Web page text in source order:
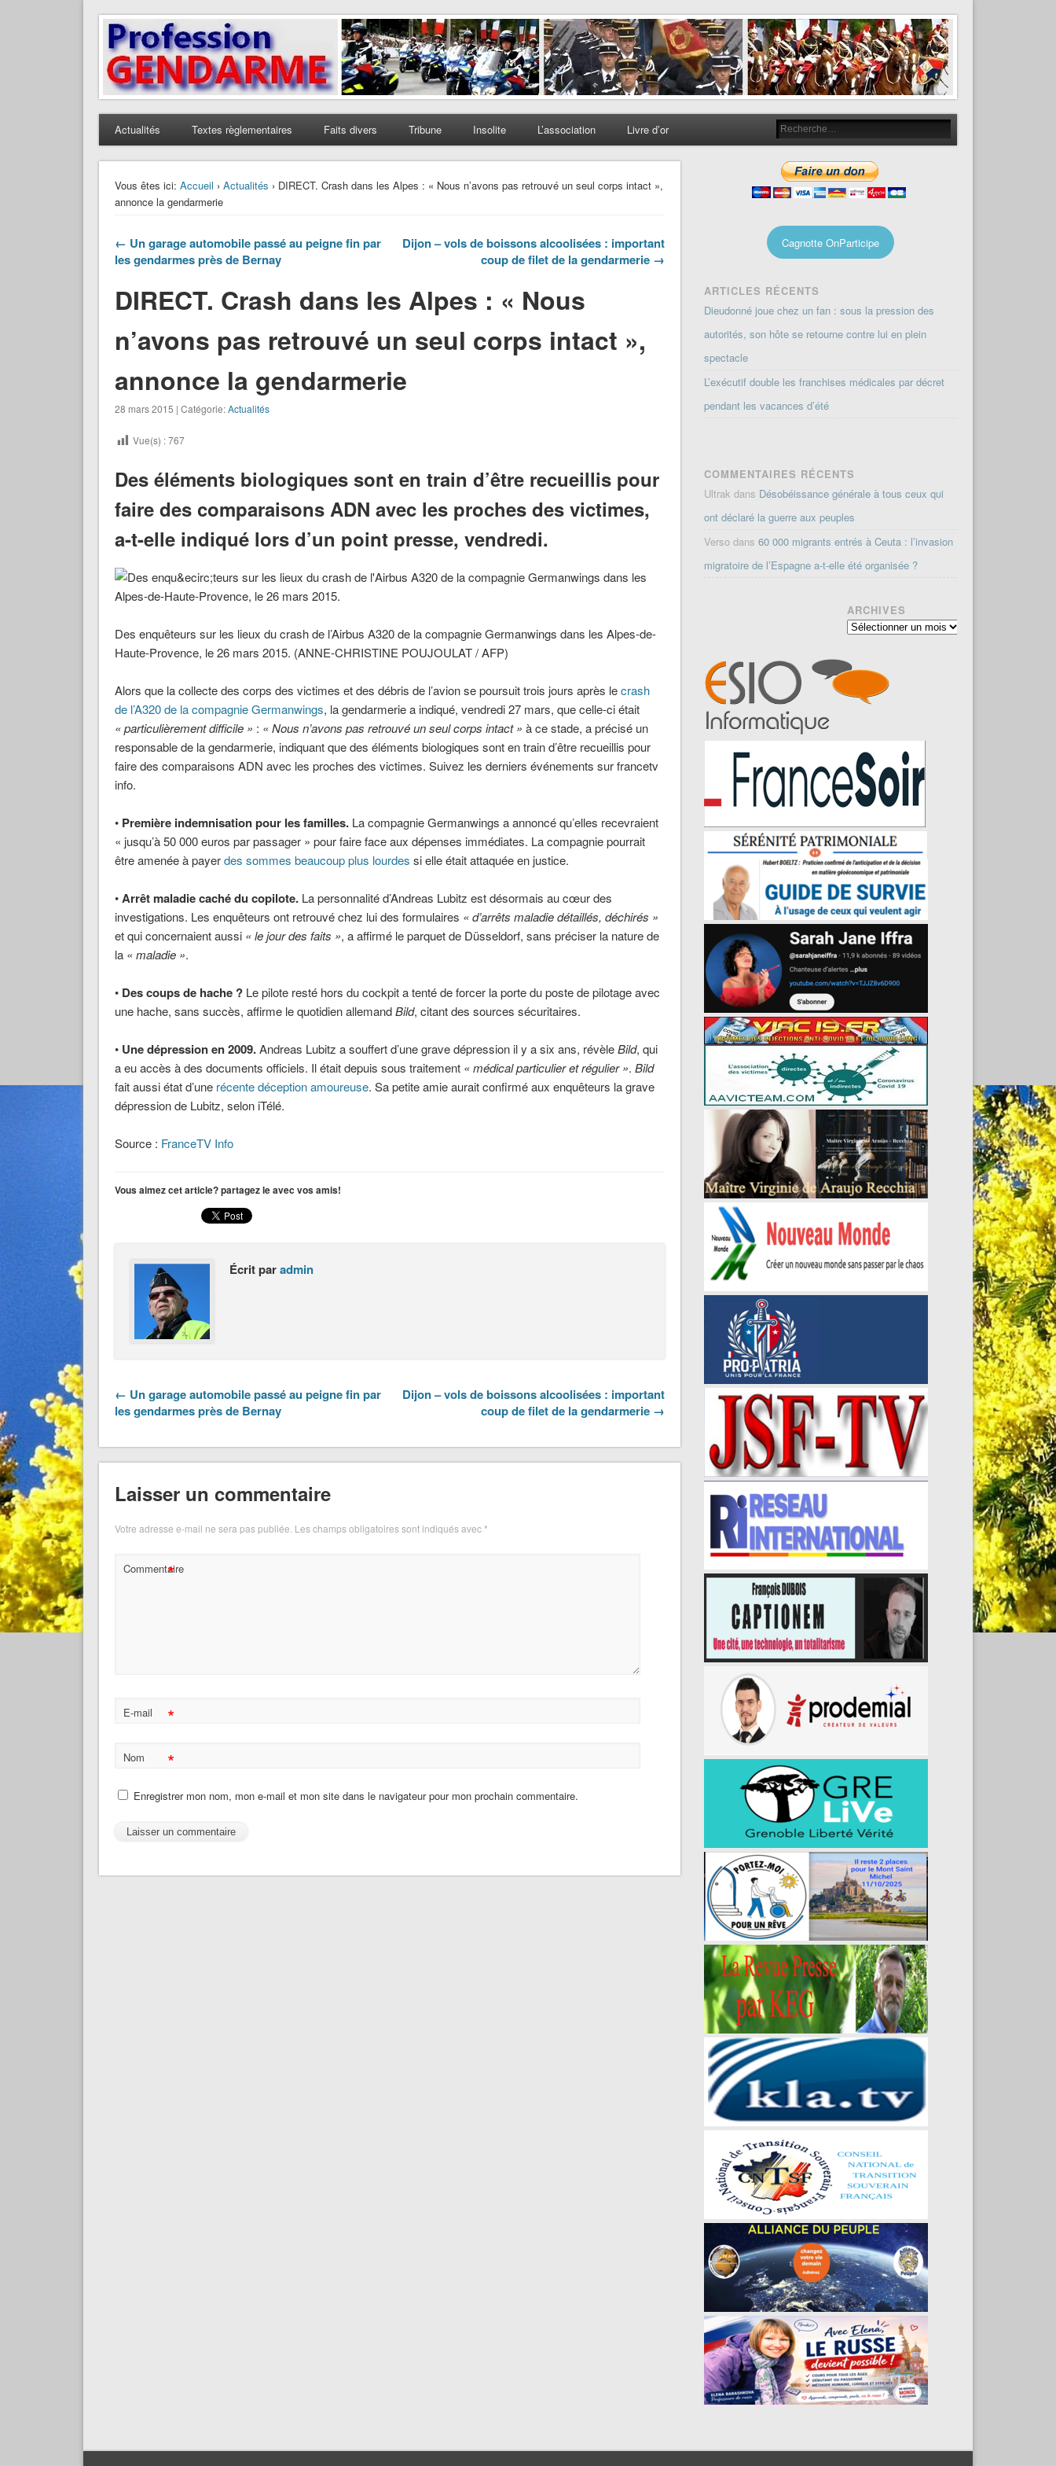
Profession Gendarme
Le journal des gendarmes
Actualités Textes règlementaires Faits divers Tribune Insolite L’association Livre d’or
Vous êtes ici: Accueil › Actualités › DIRECT. Crash dans les Alpes : « Nous n’avons pas retrouvé un seul corps intact »,
annonce la gendarmerie
← Un garage automobile passé au peigne fin par
les gendarmes près de Bernay
Dijon – vols de boissons alcoolisées : important
coup de filet de la gendarmerie →
DIRECT. Crash dans les Alpes : « Nous
n’avons pas retrouvé un seul corps intact »,
annonce la gendarmerie
28 mars 2015 | Catégorie:Actualités
Vue(s) :767
Des éléments biologiques sont en train d’être recueillis pour
faire des comparaisons ADN avec les proches des victimes,
a-t-elle indiqué lors d’un point presse, vendredi.
Des enquêteurs sur les lieux du crash de l’Airbus A320 de la compagnie Germanwings dans les Alpes-de-
Haute-Provence, le 26 mars 2015. (ANNE-CHRISTINE POUJOULAT / AFP)
Alors que la collecte des corps des victimes et des débris de l’avion se poursuit trois jours après lecrash
de l’A320 de la compagnie Germanwings, la gendarmerie a indiqué, vendredi 27 mars, que celle-ci était
« particulièrement difficile » : « Nous n’avons pas retrouvé un seul corps intact » à ce stade, a précisé un
responsable de la gendarmerie, indiquant que des éléments biologiques sont en train d’être recueillis pour
faire des comparaisons ADN avec les proches des victimes. Suivez les derniers événements sur francetv
info.
• Première indemnisation pour les familles. La compagnie Germanwings a annoncé qu’elles recevraient
« jusqu’à 50 000 euros par passager » pour faire face aux dépenses immédiates. La compagnie pourrait
être amenée à payerdes sommes beaucoup plus lourdes si elle était attaquée en justice.
•Arrêt maladie caché du copilote.La personnalité d’Andreas Lubitz est désormais au cœur des
investigations. Les enquêteurs ont retrouvé chez lui des formulaires « d’arrêts maladie détaillés, déchirés »
et qui concernaient aussi « le jour des faits », a affirmé le parquet de Düsseldorf, sans préciser la nature de
la « maladie ».
• Des coups de hache ?Le pilote resté hors du cockpit a tenté de forcer la porte du poste de pilotage avec
une hache, sans succès, affirme le quotidien allemandBild, citant des sources sécuritaires.
•Une dépression en 2009.Andreas Lubitz a souffert d’une grave dépression il y a six ans, révèleBild, qui
a eu accès à des documents officiels. Il était depuis sous traitement « médical particulier et régulier ». Bild
fait aussi état d’une récente déception amoureuse. Sa petite amie aurait confirmé aux enquêteurs la grave
dépression de Lubitz, selon iTélé.
Source : FranceTV Info
Vous aimez cet article? partagez le avec vos amis!
Écrit paradmin
← Un garage automobile passé au peigne fin par
les gendarmes près de Bernay
Dijon – vols de boissons alcoolisées : important
coup de filet de la gendarmerie →
Laisser un commentaire
Votre adresse e-mail ne sera pas publiée. Les champs obligatoires sont indiqués avec*
Commentaire
*
E-mail *
Nom *
Enregistrer mon nom, mon e-mail et mon site dans le navigateur pour mon prochain commentaire.
Cagnotte OnParticipe
ARTICLES RÉCENTS
Dieudonné joue chez un fan : sous la pression des
autorités, son hôte se retourne contre lui en plein
spectacle
L’exécutif double les franchises médicales par décret
pendant les vacances d’été
COMMENTAIRES RÉCENTS
Ultrak dans Désobéissance générale à tous ceux qui
ont déclaré la guerre aux peuples
Verso dans60 000 migrants entrés à Ceuta : l’invasion
migratoire de l’Espagne a-t-elle été organisée ?
ARCHIVES
Archives